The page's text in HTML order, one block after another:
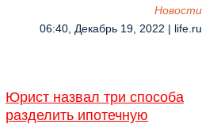
Новости
06:40, Декабрь 19, 2022 | life.ru
Юрист назвал три способа
разделить ипотечную